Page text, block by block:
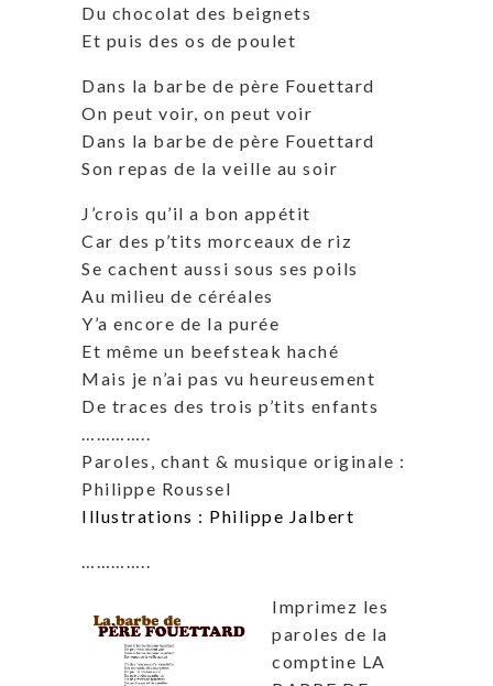
Du chocolat des beignets
Et puis des os de poulet
Dans la barbe de père Fouettard
On peut voir, on peut voir
Dans la barbe de père Fouettard
Son repas de la veille au soir
J’crois qu’il a bon appétit
Car des p’tits morceaux de riz
Se cachent aussi sous ses poils
Au milieu de céréales
Y’a encore de la purée
Et même un beefsteak haché
Mais je n’ai pas vu heureusement
De traces des trois p’tits enfants
Paroles, chant & musique originale :
Philippe Roussel
Illustrations : Philippe Jalbert
Imprimez les
paroles de la
comptine LA